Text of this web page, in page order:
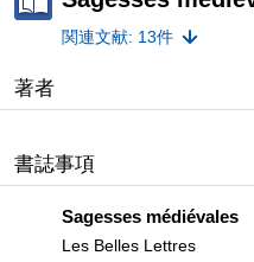
関連文献: 13件
著者
書誌事項
Sagesses médiévales
Les Belles Lettres